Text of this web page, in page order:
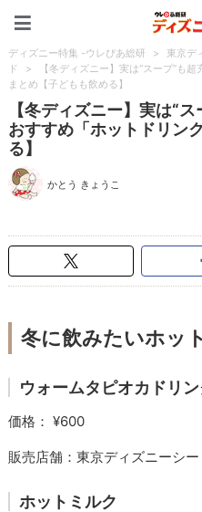
ディズニー特集 -ウレぴあ総研 > 東京デ
ド
>
【冬ディズニー】実は“スープ”も
まとめ【子どもも飲める】
【冬ディズニー】実は“
おすすめ「ホットドリン
る】
かとう きょうこ
冬に飲みたいホッ
ウォームタピオカドリ
価格： ¥600
販売店舗：東京ディズニーシー
ホットミルク